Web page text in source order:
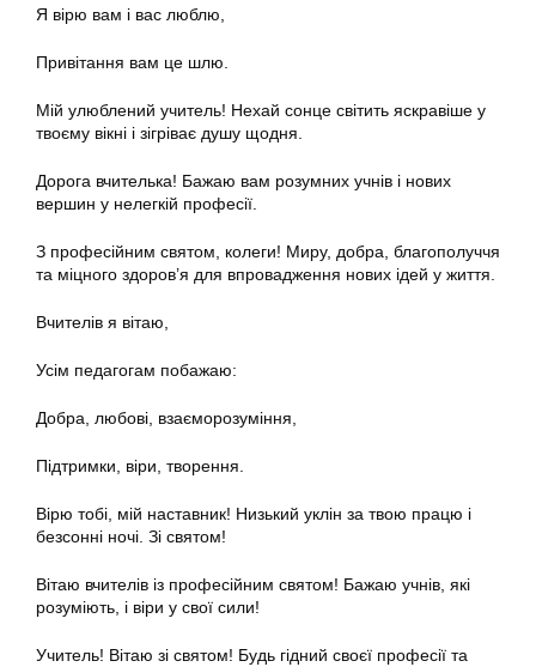
Я вірю вам і вас люблю,
Привітання вам це шлю.
Мій улюблений учитель! Нехай сонце світить яскравіше у
твоєму вікні і зігріває душу щодня.
Дорога вчителька! Бажаю вам розумних учнів і нових
вершин у нелегкій професії.
З професійним святом, колеги! Миру, добра, благополуччя
та міцного здоров’я для впровадження нових ідей у життя.
Вчителів я вітаю,
Усім педагогам побажаю:
Добра, любові, взаєморозуміння,
Підтримки, віри, творення.
Вірю тобі, мій наставник! Низький уклін за твою працю і
безсонні ночі. Зі святом!
Вітаю вчителів із професійним святом! Бажаю учнів, які
розуміють, і віри у свої сили!
Учитель! Вітаю зі святом! Будь гідний своєї професії та